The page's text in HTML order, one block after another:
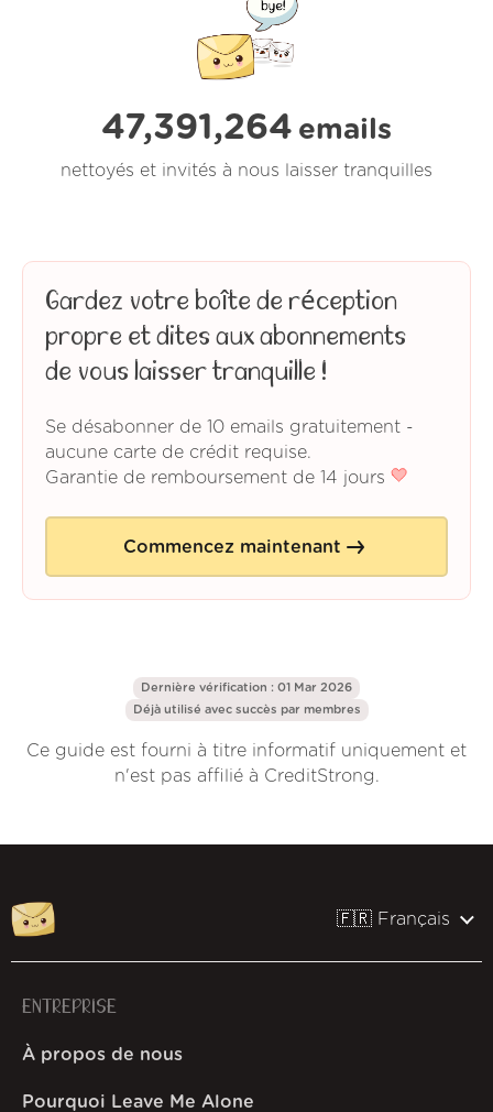
47,391,264 emails
nettoyés et invités à nous laisser tranquilles
Gardez votre boîte de réception
propre et dites aux abonnements
de vous laisser tranquille !
Se désabonner de 10 emails gratuitement -
aucune carte de crédit requise.
Garantie de remboursement de 14 jours
Commencez maintenant
Dernière vérification : 01 Mar 2026
Déjà utilisé avec succès par membres
Ce guide est fourni à titre informatif uniquement et
n'est pas affilié à CreditStrong.
🇫🇷 Français
ENTREPRISE
À propos de nous
Pourquoi Leave Me Alone